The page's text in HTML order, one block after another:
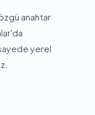
anahtar
yerel